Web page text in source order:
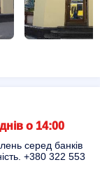
о 14:00
серед банків
+380 322 553